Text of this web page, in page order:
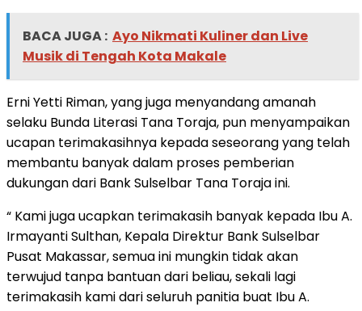
BACA JUGA : Ayo Nikmati Kuliner dan Live
Musik di Tengah Kota Makale
Erni Yetti Riman, yang juga menyandang amanah
selaku Bunda Literasi Tana Toraja, pun menyampaikan
ucapan terimakasihnya kepada seseorang yang telah
membantu banyak dalam proses pemberian
dukungan dari Bank Sulselbar Tana Toraja ini.
“ Kami juga ucapkan terimakasih banyak kepada Ibu A.
Irmayanti Sulthan, Kepala Direktur Bank Sulselbar
Pusat Makassar, semua ini mungkin tidak akan
terwujud tanpa bantuan dari beliau, sekali lagi
terimakasih kami dari seluruh panitia buat Ibu A.